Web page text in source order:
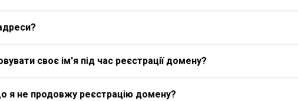
своє ім'я під час реєстрації домену?
я не продовжу реєстрацію домену?